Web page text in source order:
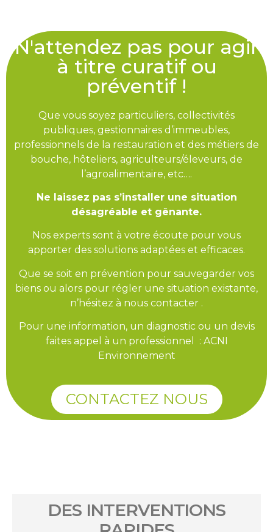
N'attendez pas pour agir
à titre curatif ou
préventif !
Que vous soyez particuliers, collectivités
publiques, gestionnaires d’immeubles,
professionnels de la restauration et des métiers de
bouche, hôteliers, agriculteurs/éleveurs, de
l’agroalimentaire, etc….
Ne laissez pas s’installer une situation
désagréable et gênante.
Nos experts sont à votre écoute pour vous
apporter des solutions adaptées et efficaces.
Que se soit en prévention pour sauvegarder vos
biens ou alors pour régler une situation existante,
n’hésitez à nous contacter .
Pour une information, un diagnostic ou un devis
faites appel à un professionnel : ACNI
Environnement
CONTACTEZ NOUS
DES INTERVENTIONS